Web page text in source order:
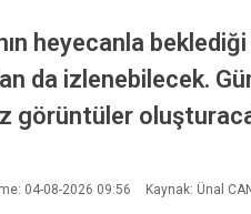
heyecanla
da izlenebilecek.
görüntüler
04-08-2026 09:56 Kaynak: Ünal